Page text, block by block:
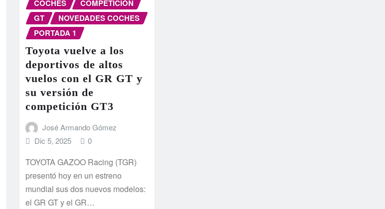
COCHES
COMPETICIÓN
GT
NOVEDADES COCHES
PORTADA 1
Toyota vuelve a los
deportivos de altos
vuelos con el GR GT y
su versión de
competición GT3
José Armando Gómez
Dic 5, 2025
0
TOYOTA GAZOO Racing (TGR)
presentó hoy en un estreno
mundial sus dos nuevos modelos:
el GR GT y el GR…